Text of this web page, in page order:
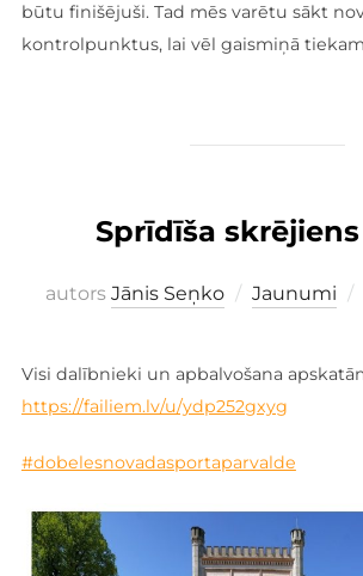
būtu finišējuši. Tad mēs varētu sākt
kontrolpunktus, lai vēl gaismiņā
Sprīdīša skrējiens
autors Jānis Seņko Jaunumi
Visi dalībnieki un apbalvošana
https://failiem.lv/u/ydp252gxyg
#dobelesnovadasportaparvalde